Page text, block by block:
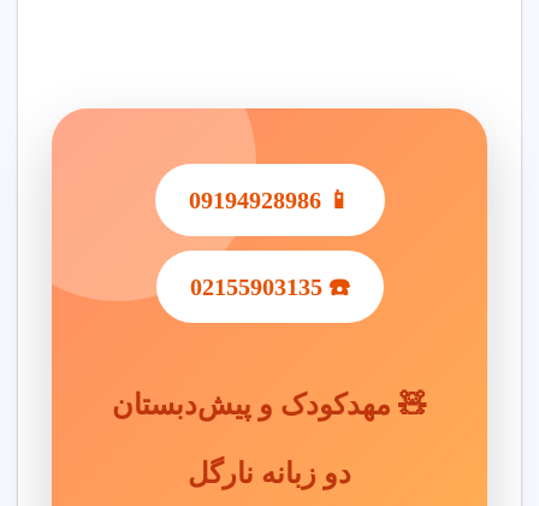
مشخص کردن نیازها: نیازهای آموزشی و برنامه زمانی کودک
امکانات مدرن: از وجود دوربین مدار بسته و فضای بازی
مطمئن شوید.
گارانتی رضایت
: مهد کودک با گارانتی رضایت والدین انتخاب
امکانات مهد مثل فضای بازی و ایمنی کودک را با مشاوران بررسی
📱 09194928986
☎️ 02155903135
🧸 مهدکودک و پیش‌دبستان
دو زبانه نارگل